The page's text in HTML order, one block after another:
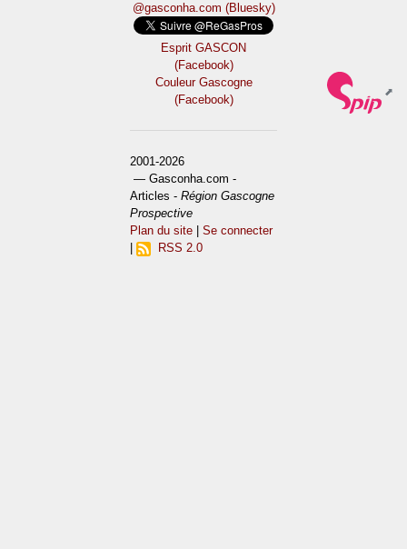
@gasconha.com (Bluesky)
Esprit GASCON
(Facebook)
Couleur Gascogne
(Facebook)
2001-2026
— Gasconha.com -
Articles -Région Gascogne
Prospective
Plan du site |Se connecter
|
RSS 2.0